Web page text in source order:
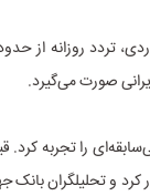
صورت می‌گیرد.
مرز ۱۲۰ دلار عبور کرد و